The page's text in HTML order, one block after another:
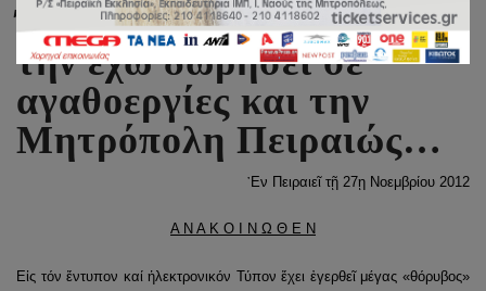
Όλη μου την περιουσία
την έχω δωρήσει σε
αγαθοεργίες και την
Μητρόπολη Πειραιώς…
᾿Εν Πειραιεῖ τῇ 27ῃ Νοεμβρίου 2012
Α Ν Α Κ Ο Ι Ν Ω Θ Ε Ν
Εἰς τόν ἔντυπον καί ἠλεκτρονικόν Τύπον ἔχει ἐγερθεῖ μέγας «θόρυβος»